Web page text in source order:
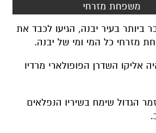
משפחת מזרחי
ביותר בעיר יבנה, הגיעו לכבד את
מזרחי כל המי ומי של יבנה.
אליקו השדרן הפופולארי מרדיו
הגדול שימח בשיריו הנפלאים